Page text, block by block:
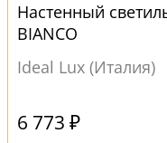
Настенный
BIANCO
Ideal Lux (Италия)
6 773 ₽